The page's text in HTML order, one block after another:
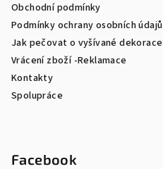
Obchodní podmínky
Podmínky ochrany osobních údajů
Jak pečovat o vyšívané dekorace
Vrácení zboží -Reklamace
Kontakty
Spolupráce
Facebook